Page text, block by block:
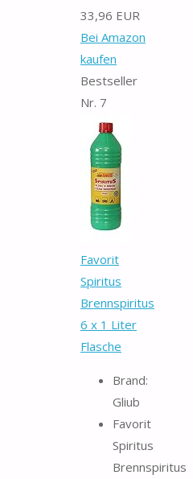
33,96 EUR
Bei Amazon
kaufen
Bestseller
Nr. 7
Favorit
Spiritus
Brennspiritus
6 x 1 Liter
Flasche
Brand:
Gliub
Favorit
Spiritus
Brennspiritus